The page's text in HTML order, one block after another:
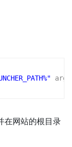
在网站的根目录